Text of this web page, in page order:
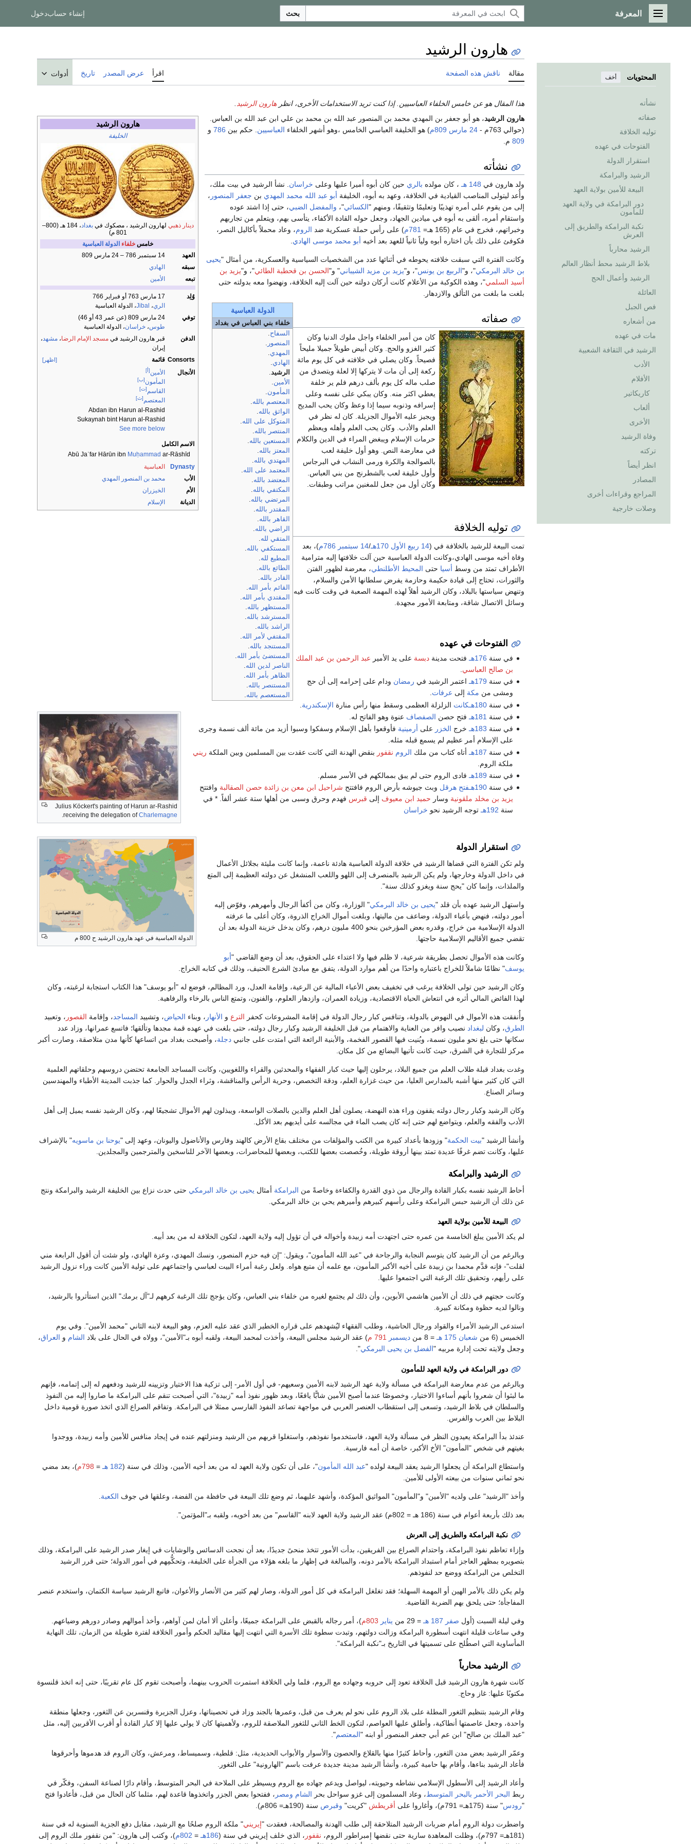
القائمة الرئيسية
المعرفة بحث إنشاء حسابدخول
المحتويات أخف
نشأته
صفاته
توليه الخلافة
الفتوحات في عهده
استقرار الدولة
الرشيد والبرامكة
البيعة للأمين بولاية العهد
دور البرامكة في ولاية العهد
للمأمون
نكبة البرامكة والطريق إلى
العرش
الرشيد محارباً
بلاط الرشيد محط أنظار العالم
الرشيد وأعمال الحج
العائلة
فص الجبل
من أشعاره
مات في عهده
الرشيد في الثقافة الشعبية
الأدب
الأفلام
كاريكاتير
ألعاب
الأخرى
وفاة الرشيد
تركته
انظر أيضاً
المصادر
المراجع وقراءات أخرى
وصلات خارجية
هارون الرشيد
مقالة ناقش هذه الصفحة اقرأ عرض المصدر تاريخ أدوات
هذا المقال هو عن خامس الخلفاء العباسيين. إذا كنت تريد الاستخدامات الأخرى، انظر هارون الرشيد
هارون الرشيد
الخليفة
دينار ذهبي لهارون الرشيد ، مصكوك فيبغداد
، 184 هـ (800–
801 م)
خامس خلفاء الدولة العباسية
العهد
14 سبتمبر 786 – 24 مارس 809
سبقه
الهادي
تبعه
الأمين
وُلِد
17 مارس 763 أو فبراير 766
الري، Jibal، الدولة العباسية
توفي
24 مارس 809 (عن عمر 43 أو 46)
طوس، خراسان، الدولة العباسية
الدفن
قبر هارون الرشيد في مسجد الإمام الرضا، مشهد،
إيران
Consorts قائمة [اظهر]
الأنجال الأمين[أ]
المأمون[ب]
القاسم[ت]
المعتصم[ث]
Abdan ibn Harun al-Rashid
Sukaynah bint Harun al-Rashid
See more below
الاسم الكامل
Abū Jaʿfar Hārūn ibn Muḥammad ar-Rāshīd
Dynasty
العباسية
الأب
محمد بن المنصور المهدي
الأم
الخيزران
الديانة
الإسلام
هارون الرشيد، هو أبو جعفر بن المهدي محمد بن المنصور عبد الله بن محمد بن علي ابن عبد الله بن العباس.
(حوالي 763م -
24 مارس 809م ) هو الخليفة العباسي الخامس ،وهو أشهر الخلفاء العباسيين . حكم بين 786 و
809 م.
نشأته
ولد هارون في 148 هـ ، كان مولده بالري حين كان أبوه أميرا عليها وعلى خراسان. نشأ الرشيد في بيت ملك،
وأُعد ليتولى المناصب القيادية في الخلافة، وعهد به أبوه، الخليفة أبو عبد الله محمد المهدي بن جعفر المنصور ،
إلى من يقوم على أمره تهذيبًا وتعليمًا وتثقيفًا، ومنهم "الكسائي"، والمفضل الضبي، حتى إذا اشتد عوده
واستقام أمره، ألقى به أبوه في ميادين الجهاد، وجعل حوله القادة الأكفاء، يتأسى بهم، ويتعلم من تجاربهم
وخبراتهم، فخرج في عام (165 هـ=
781م ) على رأس حملة عسكرية ضد الروم، وعاد محملاً بأكاليل النصر،
فكوفئ على ذلك بأن اختاره أبوه ولياً ثانياً للعهد بعد أخيه أبو محمد موسى الهادي.
وكانت الفترة التي سبقت خلافته يحوطه في أثنائها عدد من الشخصيات السياسية والعسكرية، من أمثال "يحيى
بن خالد البرمكي"، و"الربيع بن يونس"، و"يزيد بن مزيد الشيباني" و"الحسن بن قحطبة الطائي"، و"يزيد بن
أسيد السلمي"، وهذه الكوكبة من الأعلام كانت أركان دولته حين آلت إليه الخلافة، ونهضوا معه بدولته حتى
بلغت ما بلغت من التألق والازدهار.
الدولة العباسية
خلفاء بني العباس في بغداد
السفاح.
المنصور .
المهدي.
الهادي.
الرشيد.
الأمين.
المأمون.
المعتصم بالله.
الواثق بالله.
المتوكل على الله.
المنتصر بالله.
المستعين بالله.
المعتز بالله.
المهتدي بالله.
المعتمد على الله.
المعتضد بالله.
المكتفي بالله.
المرتضي بالله.
المقتدر بالله.
القاهر بالله.
الراضي بالله.
المتقي لله.
المستكفي بالله.
المطيع لله.
الطائع بالله.
القادر بالله.
القائم بأمر الله.
المقتدي بأمر الله.
المستظهر بالله.
المسترشد بالله.
الراشد بالله.
المقتفي لأمر الله.
المستنجد بالله.
المستضئ بأمر الله.
الناصر لدين الله.
الظاهر بأمر الله.
المستنصر بالله.
المستعصم بالله.
صفاته
Julius Köckert's painting of Harun ar-Rashid
receiving the delegation ofCharlemagne
.
كان من أمير الخلفاء واجل ملوك الدنيا وكان
كثير الغزو والحج. وكان أبيض طويلاً جميلا مليحاً
فصيحاً. وكان يصلي في خلافته في كل يوم مائة
ركعة إلى أن مات لا يتركها إلا لعلة ويتصدق من
صلب ماله كل يوم بألف درهم فلم ير خلفة
يعطي اكثر منه. وكان يبكي على نفسه وعلى
إسرافه وذنوبه سيما إذا وعظ وكان يحب المديح
ويجيز عليه الأموال الجزيلة. كان له نظر في
العلم والأدب. وكان يحب العلم وأهله ويعظم
حرمات الإسلام ويبغض المراء في الدين والكلام
في معارضة النص. وهو أول خليفة لعب
بالصوالجة والكرة ورمى النشاب في البرجاس
وأول خليفة لعب بالشطرنج من بني العباس.
وكان أول من جعل للمغنين مراتب وطبقات.
توليه الخلافة
الدولة العباسية في عهد هارون الرشيد ح 800 م
تمت البيعة للرشيد بالخلافة في (14 ربيع الأول 170هـ /14 سبتمبر 786م )، بعد
وفاة أخيه موسى الهادي،وكانت الدولة العباسية حين آلت خلافتها إليه مترامية
الأطراف تمتد من وسط أسيا حتى المحيط الأطلنطي، معرضة لظهور الفتن
والثورات، تحتاج إلى قيادة حكيمة وحازمة يفرض سلطانها الأمن والسلام،
وتنهض سياستها بالبلاد، وكان الرشيد أهلاً لهذه المهمة الصعبة في وقت كانت فيه
وسائل الاتصال شاقة، ومتابعة الأمور مجهدة.
الفتوحات في عهده
في سنة 176هـ فتحت مدينةدبسة على يد الأمير عبد الرحمن بن عبد الملك
بن صالح العباسي
في سنة 179هـ اعتمر الرشيد في رمضان ودام على إحرامه إلى أن حج
ومشى من مكة إلى عرفات
في سنة180هـكانت الزلزلة العظمى وسقط منها رأس منارة الإسكندرية
في سنة 181هـ فتح حصن الصفصاف عنوة وهو الفاتح له.
في سنة 183هـ خرج الخزر على أرمينية فأوقعوا بأهل الإسلام وسفكوا وسبوا أزيد من مائة ألف نسمة وجرى
على الإسلام أمر عظيم لم يسمع قبله مثله.
في سنة 187هـ أتاه كتاب من ملك الروم نقفور بنقض الهدنة التي كانت عقدت بين المسلمين وبين الملكة ريني
ملكة الروم.
في سنة 189هـ
فادى الروم حتى لم يبق بممالكهم في الأسر مسلم.
في سنة190هـفتح هرقل وبث جيوشه بأرض الروم فافتتح شراحيل ابن معن بن زائدة حصن الصقالبة وافتتح
يزيد بن مخلد ملقونية وسار حميد ابن معيوف إلى قبرس فهدم وحرق وسبى من أهلها ستة عشر ألفاً. * في
سنة 192هـ توجه الرشيد نحو خراسان
استقرار الدولة
ولم تكن الفترة التي قضاها الرشيد في خلافة الدولة العباسية هادئة ناعمة، وإنما كانت مليئة بجلائل الأعمال
في داخل الدولة وخارجها، ولم يكن الرشيد بالمنصرف إلى اللهو واللعب المنشغل عن دولته العظيمة إلى المتع
والملذات، وإنما كان "يحج سنة ويغزو كذلك سنة".
واستهل الرشيد عهده بأن قلد "يحيى بن خالد البرمكي" الوزارة، وكان من أكفأ الرجال وأمهرهم، وفوّض إليه
أمور دولته، فنهض بأعباء الدولة، وضاعف من ماليتها، وبلغت أموال الخراج الذروة، وكان أعلى ما عرفته
الدولة الإسلامية من خراج، وقدره بعض المؤرخين بنحو 400 مليون درهم، وكان يدخل خزينة الدولة بعد أن
تقضي جميع الأقاليم الإسلامية حاجتها.
وكانت هذه الأموال تحصل بطريقة شرعية، لا ظلم فيها ولا اعتداء على الحقوق، بعد أن وضع القاضي "أبو
يوسف" نظامًا شاملاً للخراج باعتباره واحدًا من أهم موارد الدولة، يتفق مع مبادئ الشرع الحنيف، وذلك في كتابه الخراج.
وكان الرشيد حين تولى الخلافة يرغب في تخفيف بعض الأعباء المالية عن الرعية، وإقامة العدل، ورد المظالم، فوضع له "أبو يوسف" هذا الكتاب استجابة لرغبته، وكان
لهذا الفائض المالي أثره في انتعاش الحياة الاقتصادية، وزيادة العمران، وازدهار العلوم، والفنون، وتمتع الناس بالرخاء والرفاهية.
وأُنفقت هذه الأموال في النهوض بالدولة، وتنافس كبار رجال الدولة في إقامة المشروعات كحفر الترع و الأنهار ، وبناء الحياض، وتشييد المساجد، وإقامة القصور ، وتعبيد
الطرق، وكان لبغداد نصيب وافر من العناية والاهتمام من قبل الخليفة الرشيد وكبار رجال دولته، حتى بلغت في عهده قمة مجدها وتألقها؛ فاتسع عمرانها، وزاد عدد
سكانها حتى بلغ نحو مليون نسمة، وبُنيت فيها القصور الفخمة، والأبنية الرائعة التي امتدت على جانبي دجلة، وأصبحت بغداد من اتساعها كأنها مدن متلاصقة، وصارت أكبر
مركز للتجارة في الشرق، حيث كانت تأتيها البضائع من كل مكان.
وغدت بغداد قبلة طلاب العلم من جميع البلاد، يرحلون إليها حيث كبار الفقهاء والمحدثين والقراء واللغويين، وكانت المساجد الجامعة تحتضن دروسهم وحلقاتهم العلمية
التي كان كثير منها أشبه بالمدارس العليا، من حيث غزارة العلم، ودقة التخصص، وحرية الرأس والمناقشة، وثراء الجدل والحوار. كما جذبت المدينة الأطباء والمهندسين
وسائر الصناع.
وكان الرشيد وكبار رجال دولته يقفون وراء هذه النهضة، يصلون أهل العلم والدين بالصلات الواسعة، ويبذلون لهم الأموال تشجيعًا لهم، وكان الرشيد نفسه يميل إلى أهل
الأدب والفقه والعلم، ويتواضع لهم حتى إنه كان يصب الماء في مجالسه على أيديهم بعد الأكل.
وأنشأ الرشيد "بيت الحكمة" وزودها بأعداد كبيرة من الكتب والمؤلفات من مختلف بقاع الأرض كالهند وفارس والأناضول واليونان، وعهد إلى "يوحنا بن ماسويه" بالإشراف
عليها، وكانت تضم غرفًا عديدة تمتد بينها أروقة طويلة، وخُصصت بعضها للكتب، وبعضها للمحاضرات، وبعضها الآخر للناسخين والمترجمين والمجلدين.
الرشيد والبرامكة
أحاط الرشيد نفسه بكبار القادة والرجال من ذوي القدرة والكفاءة وخاصةً من البرامكة أمثال يحيى بن خالد البرمكي حتى حدث نزاع بين الخليفة الرشيد والبرامكة ونتج
عن ذلك أن الرشيد حبس البرامكة وعلى رأسهم كبيرهم وأميرهم يحي بن خالد البرمكي.
البيعة للأمين بولاية العهد
لم يكد الأمين يبلغ الخامسة من عمره حتى اجتهدت أمه زبيدة وأخواله في أن تؤول إليه ولاية العهد، لتكون الخلافة له من بعد أبيه.
وبالرغم من أن الرشيد كان يتوسم النجابة والرجاحة في "عبد الله المأمون"، ويقول: "إن فيه حزم المنصور، ونسك المهدي، وعزة الهادي، ولو شئت أن أقول الرابعة مني
لقلت"- فإنه قدَّم محمدا بن زبيدة على أخيه الأكبر المأمون، مع علمه أن متبع هواه. ولعل رغبة أمراء البيت لعباسي واجتماعهم على تولية الأمين كانت وراء نزول الرشيد
على رأيهم، وتحقيق تلك الرغبة التي اجتمعوا عليها.
وكانت حجتهم في ذلك أن الأمين هاشمي الأبوين، وأن ذلك لم يجتمع لغيره من خلفاء بني العباس، وكان يؤجج تلك الرغبة كرههم لـ"آل برمك" الذين استأثروا بالرشيد،
ونالوا لديه حظوة ومكانة كبيرة.
استدعى الرشيد الأمراء والقواد ورجال الحاشية، وطلب الفقهاء ليُشهدهم على قراره الخطير الذي عقد عليه العزم، وهو البيعة لابنه الثاني "محمد الأمين". وفي يوم
الخميس (6 من
شعبان 175 هـ = 8 من ديسمبر 791 م ) عقد الرشيد مجلس البيعة، وأخذت لمحمد البيعة، ولقبه أبوه بـ"الأمين"، وولاه في الحال على بلاد الشام و العراق،
وجعل ولايته تحت إدارة مربيه "الفضل بن يحيى البرمكي".
دور البرامكة في ولاية العهد للمأمون
وبالرغم من عدم معارضة البرامكة في مسألة ولاية عهد الرشيد لابنه الأمين وسعيهم- في أول الأمر- إلى تزكية هذا الاختيار وتزيينه للرشيد ودفعهم له إلى إتمامه، فإنهم
ما لبثوا أن شعروا بأنهم أساءوا الاختيار، وخصوصًا عندما أصبح الأمين شابًّا يافعًا، وبعد ظهور نفوذ أمه "زبيدة"، التي أصبحت تنقم على البرامكة ما صاروا إليه من النفوذ
والسلطان في بلاط الرشيد، وتسعى إلى استقطاب العنصر العربي في مواجهة تصاعد النفوذ الفارسي ممثلا في البرامكة. وتفاقم الصراع الذي اتخذ صورة قومية داخل
البلاط بين العرب والفرس.
عندئذ بدأ البرامكة يعيدون النظر في مسألة ولاية العهد، فاستخدموا نفوذهم، واستغلوا قربهم من الرشيد ومنزلتهم عنده في إيجاد منافس للأمين وأمه زبيدة، ووجدوا
بغيتهم في شخص "المأمون" الأخ الأكبر، خاصة أن أمه فارسية.
واستطاع البرامكة أن يجعلوا الرشيد يعقد البيعة لولده "عبد الله المأمون"، على أن تكون ولاية العهد له من بعد أخيه الأمين، وذلك في سنة (182 هـ = 798م )، بعد مضي
نحو ثماني سنوات من بيعته الأولى للأمين.
وأخذ "الرشيد" على ولديه "الأمين" و"المأمون" المواثيق المؤكدة، وأشهد عليهما، ثم وضع تلك البيعة في حافظة من الفضة، وعلقها في جوف الكعبة
بعد ذلك بأربعة أعوام في سنة (186 هـ = 802م) عقد الرشيد ولاية العهد لابنه "القاسم" من بعد أخويه، ولقبه بـ"المؤتمن".
نكبة البرامكة والطريق إلى العرش
وإزاء تعاظم نفوذ البرامكة، واحتدام الصراع بين الفريقين، بدأت الأمور تتخذ منحىً جديدًا، بعد أن نجحت الدسائس والوشايات في إيغار صدر الرشيد على البرامكة، وذلك
بتصويره بمظهر العاجز أمام استبداد البرامكة بالأمر دونه، والمبالغة في إظهار ما بلغه هؤلاء من الجرأة على الخليفة، وتحكُّمِهم في أمور الدولة؛ حتى قرر الرشيد
التخلص من البرامكة ووضع حد لنفوذهم.
ولم يكن ذلك بالأمر الهين أو المهمة السهلة؛ فقد تغلغل البرامكة في كل أمور الدولة، وصار لهم كثير من الأنصار والأعوان، فاتبع الرشيد سياسة الكتمان، واستخدم عنصر
المفاجأة؛ حتى يلحق بهم الضربة القاضية.
وفي ليلة السبت (أول صفر 187 هـ = 29 من يناير 803م )، أمر رجاله بالقبض على البرامكة جميعًا، وأعلن ألا أمان لمن آواهم، وأخذ أموالهم وصادر دورهم وضياعهم.
وفي ساعات قليلة انتهت أسطورة البرامكة وزالت دولتهم، وتبدت سطوة تلك الأسرة التي انتهت إليها مقاليد الحكم وأمور الخلافة لفترة طويلة من الزمان، تلك النهاية
المأساوية التي اصطُلح على تسميتها في التاريخ بـ"نكبة البرامكة".
الرشيد محارباً
كانت شهرة هارون الرشيد قبل الخلافة تعود إلى حروبه وجهاده مع الروم، فلما ولي الخلافة استمرت الحروب بينهما، وأصبحت تقوم كل عام تقريبًا، حتى إنه اتخذ قلنسوة
مكتوبًا عليها: غاز وحاج.
وقام الرشيد بتنظيم الثغور المطلة على بلاد الروم على نحو لم يعرف من قبل، وعمرها بالجند وزاد في تحصيناتها، وعزل الجزيرة وقنسرين عن الثغور، وجعلها منطقة
واحدة، وجعل عاصمتها أنطاكية، وأطلق عليها العواصم، لتكون الخط الثاني للثغور الملاصقة للروم، ولأهميتها كان لا يولي عليها إلا كبار القادة أو أقرب الأقربين إليه، مثل
"عبد الملك بن صالح" ابن عم أبي جعفر المنصور أو ابنه "المعتصم".
وعمّر الرشيد بعض مدن الثغور، وأحاط كثيرًا منها بالقلاع والحصون والأسوار والأبواب الحديدية، مثل: قلطية، وسميساط، ومرعش، وكان الروم قد هدموها وأحرقوها
فأعاد الرشيد بناءها، وأقام بها حامية كبيرة، وأنشأ الرشيد مدينة جديدة عرفت باسم "الهارونية" على الثغور.
وأعاد الرشيد إلى الأسطول الإسلامي نشاطه وحيويته، ليواصل ويدعم جهاده مع الروم ويسيطر على الملاحة في البحر المتوسط، وأقام دارًا لصناعة السفن، وفكّر في
ربط البحر الأحمر بالبحر المتوسط، وعاد المسلمون إلى غزو سواحل بحر الشام ومصر ، ففتحوا بعض الجزر واتخذوها قاعدة لهم، مثلما كان الحال من قبل، فأعادوا فتح
"رودس" سنة (175هـ= 791م)، وأغاروا على أقريطش "كريت" وقبرص سنة (190هـ= 806م).
واضطرت دولة الروم أمام ضربات الرشيد المتلاحقة إلى طلب الهدنة والمصالحة، فعقدت "إيريني" ملكة الروم صلحًا مع الرشيد، مقابل دفع الجزية السنوية له في سنة
(181هـ= 797م)، وظلت المعاهدة سارية حتى نقضها إمبراطور الروم،
نقفور ، الذي خلف إيريني في سنة (186هـ = 802م )، وكتب إلى هارون: "من نقفور ملك الروم إلى